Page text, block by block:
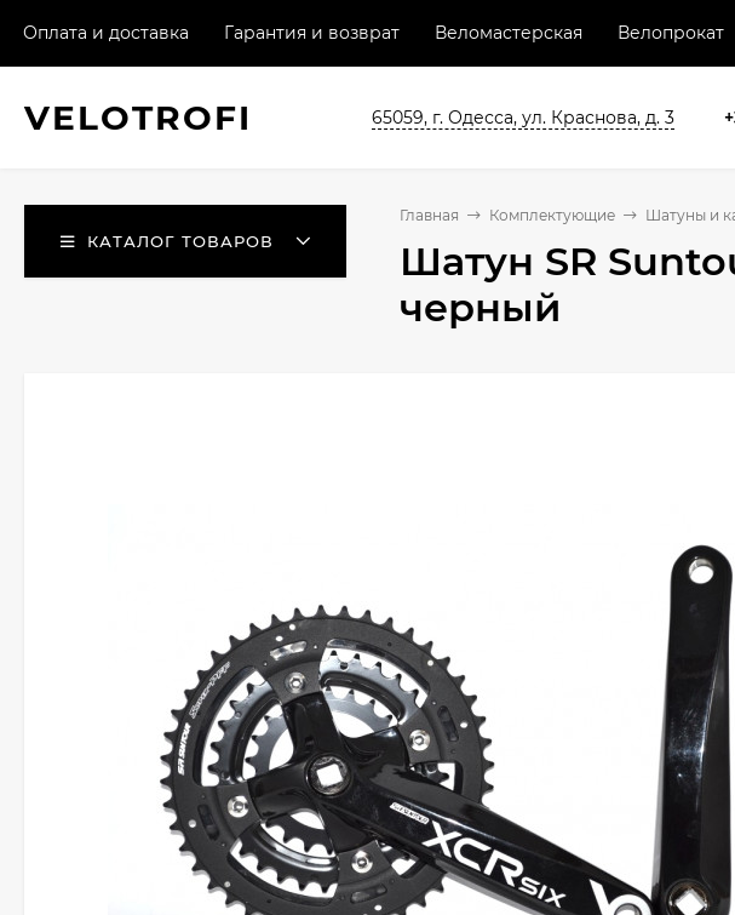
Оплата и доставка Гарантия и возврат Веломастерская Велопрокат
VELOTROFI 65059, г. Одесса, ул. Краснова, д. 3
КАТАЛОГ ТОВАРОВ
Главная Комплектующие Шатуны и
Шатун SR
черный